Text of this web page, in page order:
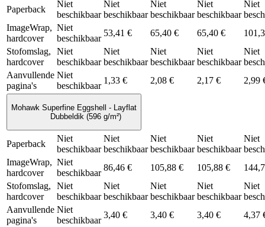
Paperback
Niet
beschikbaar
Niet
beschikbaar
Niet
beschikbaar
Niet
beschikbaar
Niet
ImageWrap,
hardcover
Niet
beschikbaar
53,41 € 65,40 € 65,40 €
Stofomslag,
hardcover
Niet
beschikbaar
Niet
beschikbaar
Niet
beschikbaar
Niet
beschikbaar
Niet
Aanvullende
pagina's
Niet
beschikbaar
1,33 € 2,08 € 2,17 € 2,99
Mohawk Superfine Eggshell - Layflat
Dubbeldik (596 g/m²)
Paperback
Niet
beschikbaar
Niet
beschikbaar
Niet
beschikbaar
Niet
beschikbaar
Niet
ImageWrap,
hardcover
Niet
beschikbaar
86,46 € 105,88 € 105,88 €
Stofomslag,
hardcover
Niet
beschikbaar
Niet
beschikbaar
Niet
beschikbaar
Niet
beschikbaar
Niet
Aanvullende
pagina's
Niet
beschikbaar
3,40 € 3,40 € 3,40 € 4,37